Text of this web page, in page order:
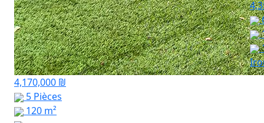
4,170,000 ₪
5 Pièces
120 m²